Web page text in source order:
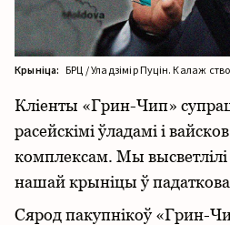
Крыніца: БРЦ / Уладзімір Пуцін. Калаж
Кліенты «Грин-Чип»
расейскімі ўладамі і
комплексам. Мы
нашай крыніцы ў
Сярод пакупнікоў «Грин-